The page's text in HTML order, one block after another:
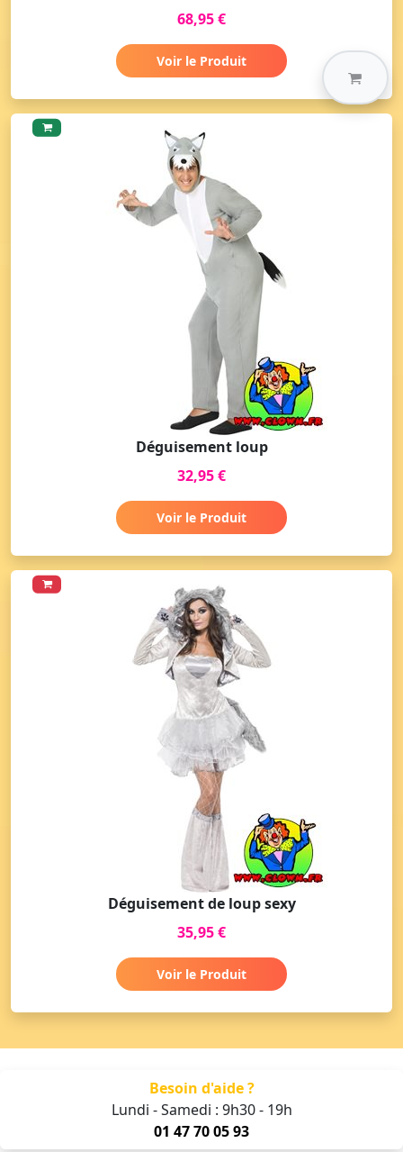
68,95 €
Voir le Produit
Déguisement loup
32,95 €
Voir le Produit
Déguisement de loup sexy
35,95 €
Voir le Produit
Besoin d'aide ?
Lundi - Samedi : 9h30 - 19h
01 47 70 05 93